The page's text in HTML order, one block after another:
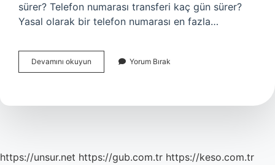
sürer? Telefon numarası transferi kaç gün sürer?
Yasal olarak bir telefon numarası en fazla…
Devamını okuyun
Internet
Yapılır
Yorum Bırak
https://unsur.net https://gub.com.tr https://keso.com.tr